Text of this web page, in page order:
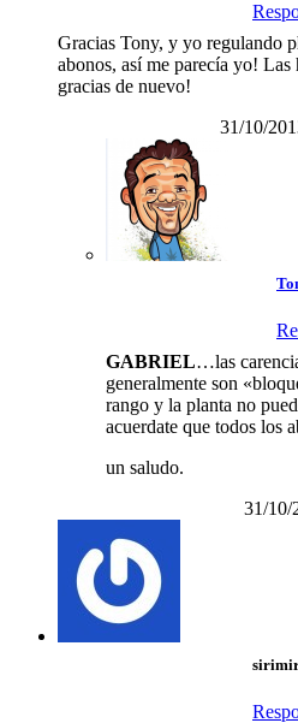
Gracias Tony, y yo regulando
abonos, así me parecía yo! Las
gracias de nuevo!
31/10/
GABRIEL…las
generalmente son
rango y la planta no
acuerdate que todos los
un saludo.
31/10/